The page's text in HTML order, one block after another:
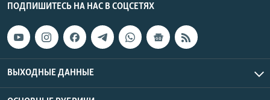
ПОДПИШИТЕСЬ НА НАС В СОЦСЕТЯХ
ВЫХОДНЫЕ ДАННЫЕ